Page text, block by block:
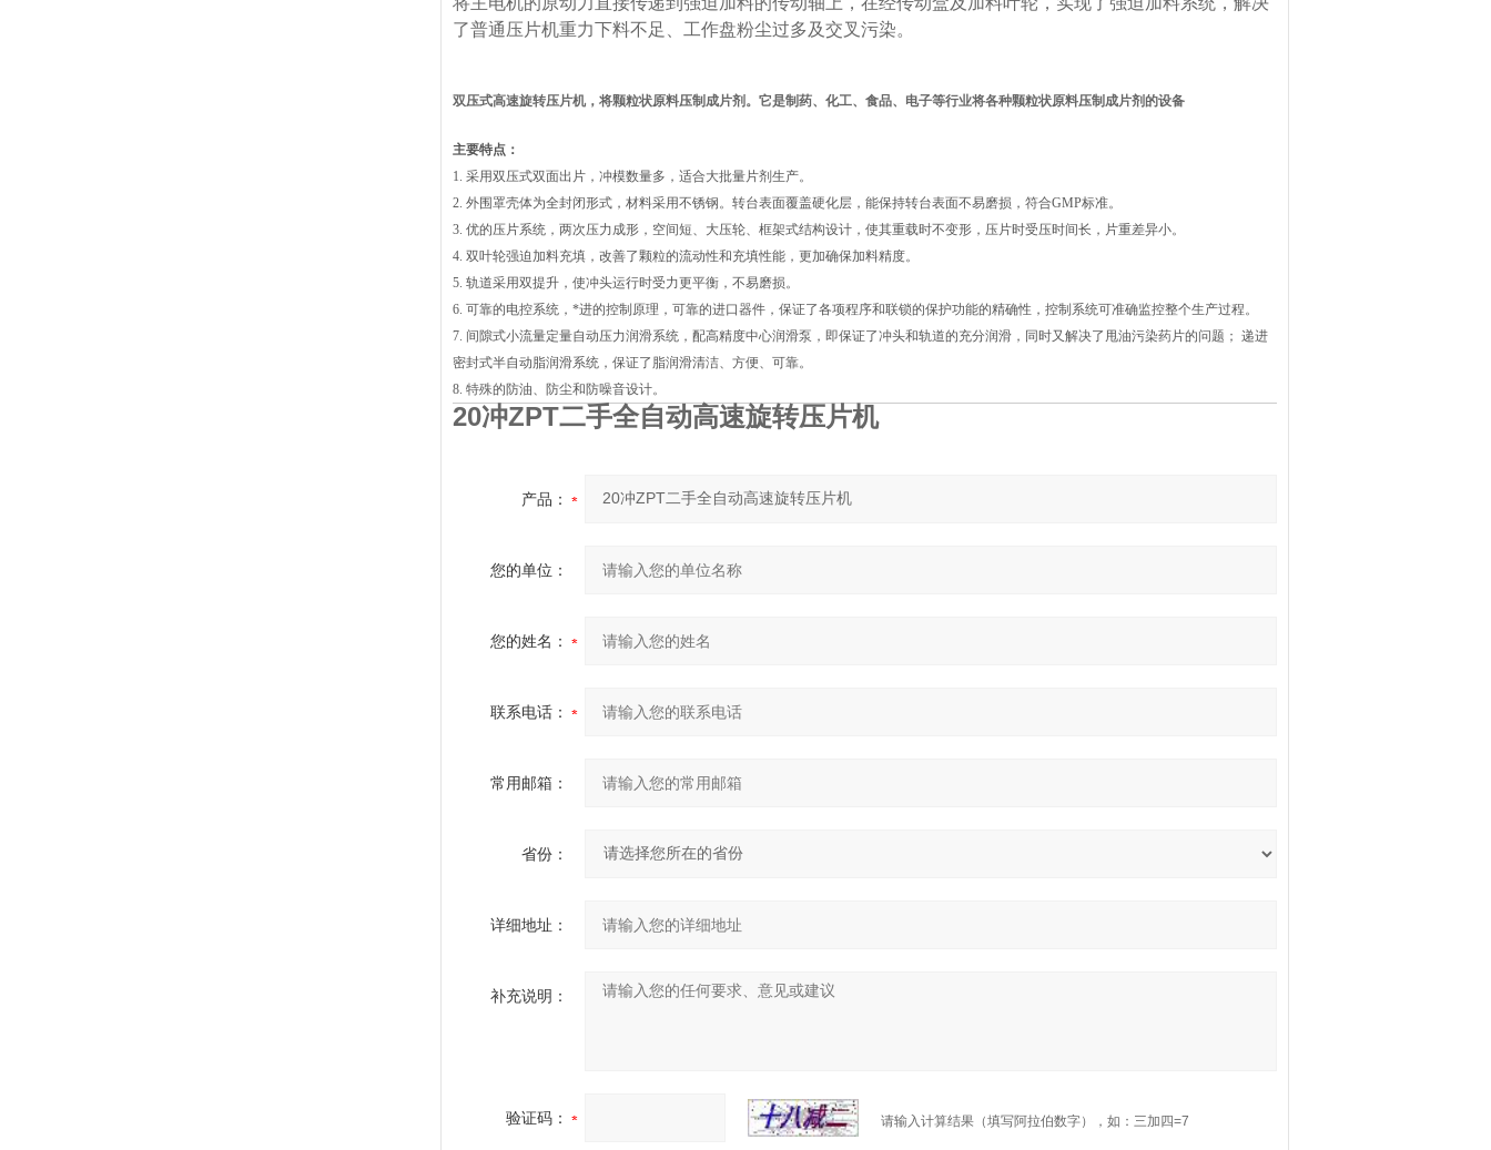
了普通压片机重力下料不足、工作盘粉尘过多及交叉污染。
双压式高速旋转压片机，将颗粒状原料压制成片剂。它是制药、化工、食品、电子等行业将各种颗粒状原料压制成片剂的设备
主要特点：
1. 采用双压式双面出片，冲模数量多，适合大批量片剂生产。
2. 外围罩壳体为全封闭形式，材料采用不锈钢。转台表面覆盖硬化层，能保持转台表面不易磨损，符合GMP标准。
3. 优的压片系统，两次压力成形，空间短、大压轮、框架式结构设计，使其重载时不变形，压片时受压时间长，片重差异小。
4. 双叶轮强迫加料充填，改善了颗粒的流动性和充填性能，更加确保加料精度。
5. 轨道采用双提升，使冲头运行时受力更平衡，不易磨损。
6. 可靠的电控系统，*进的控制原理，可靠的进口器件，保证了各项程序和联锁的保护功能的精确性，控制系统可准确监控整个生产过程。
7. 间隙式小流量定量自动压力润滑系统，配高精度中心润滑泵，即保证了冲头和轨道的充分润滑，同时又解决了甩油污染药片的问题； 递进
密封式半自动脂润滑系统，保证了脂润滑清洁、方便、可靠。
8. 特殊的防油、防尘和防噪音设计。
20冲ZPT二手全自动高速旋转压片机
产品：
您的单位：
您的姓名：
联系电话：
常用邮箱：
省份：
详细地址：
补充说明：
验证码： 请输入计算结果（填写阿拉伯数字），如：三加四=7